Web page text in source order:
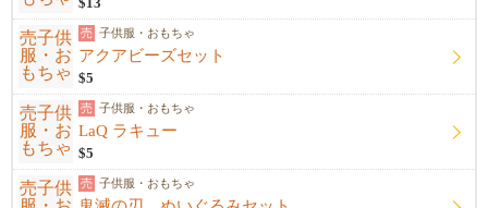
$13
売 子供服・おもちゃ
アクアビーズセット
$5
売 子供服・おもちゃ
LaQ ラキュー
$5
売 子供服・おもちゃ